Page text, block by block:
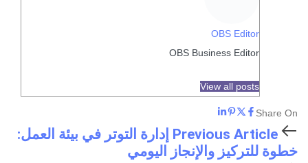
OBS Editor
OBS Business Editor
View all posts
Share On
إدارة التوتر في بيئة العمل:
خطوة للتركيز والإنجاز اليومي